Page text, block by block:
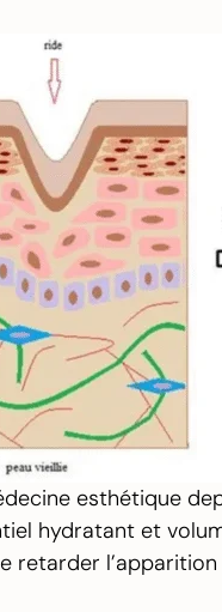
esthétique
hydratant et
retarder